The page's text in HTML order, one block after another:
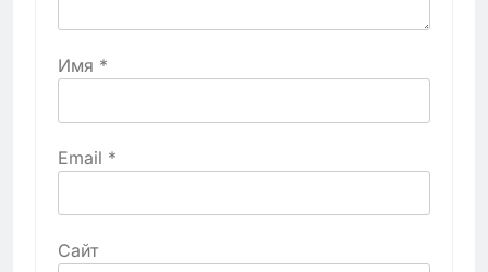
Имя *
Email *
Сайт